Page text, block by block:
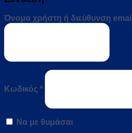
Όνομα χρήστη ή διεύθυνση email
Κωδικός *
Απαιτείται
Να με θυμάσαι